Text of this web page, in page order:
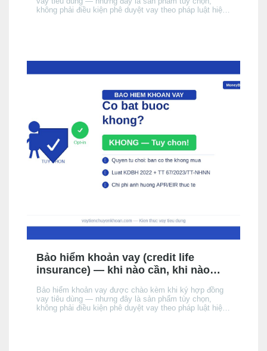
không phải điều kiện phê duyệt vay theo pháp luật hiện
Bảo hiểm khoản vay (credit life
insurance) — khi nào cần, khi nào
Bảo hiểm khoản vay được chào kèm khi ký hợp đồng
vay tiêu dùng — nhưng đây là sản phẩm tùy chọn,
không phải điều kiện phê duyệt vay theo pháp luật hiện